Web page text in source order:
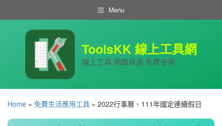
Menu
ToolsKK 線上工具網
線上工具 網路資源 免費使用
Home » 免費生活應用工具 » 2022行事曆、111年國定連續假日